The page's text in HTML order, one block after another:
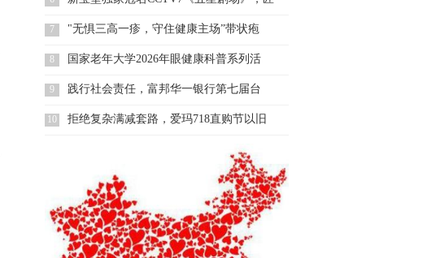
7 "无惧三高一疹，守住健康主场”带状疱
8 国家老年大学2026年眼健康科普系列活
9 践行社会责任，富邦华一银行第七届台
10 拒绝复杂满减套路，爱玛718直购节以旧